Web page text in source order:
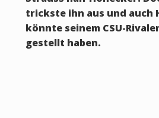
trickste ihn aus und auch
könnte seinem CSU-
gestellt haben.